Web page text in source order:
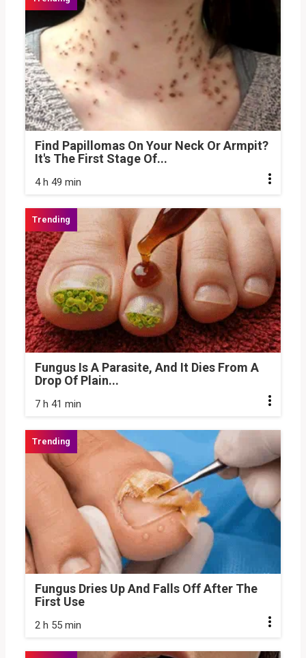
Find Papillomas On Your Neck Or Armpit?
It's The First Stage Of...
4 h 49 min
Fungus Is A Parasite, And It Dies From A
Drop Of Plain...
7 h 41 min
Fungus Dries Up And Falls Off After The
First Use
2 h 55 min